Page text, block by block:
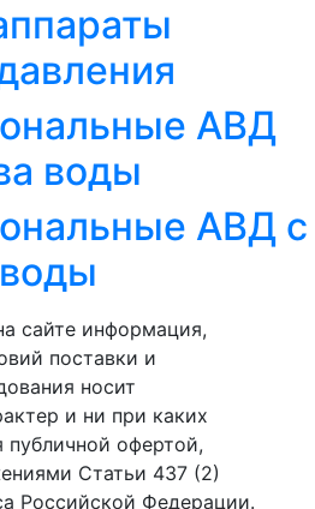
АВД
воды
АВД с
сайте информация,
поставки и
носит
и ни при каких
публичной офертой,
Статьи 437 (2)
Российской Федерации.